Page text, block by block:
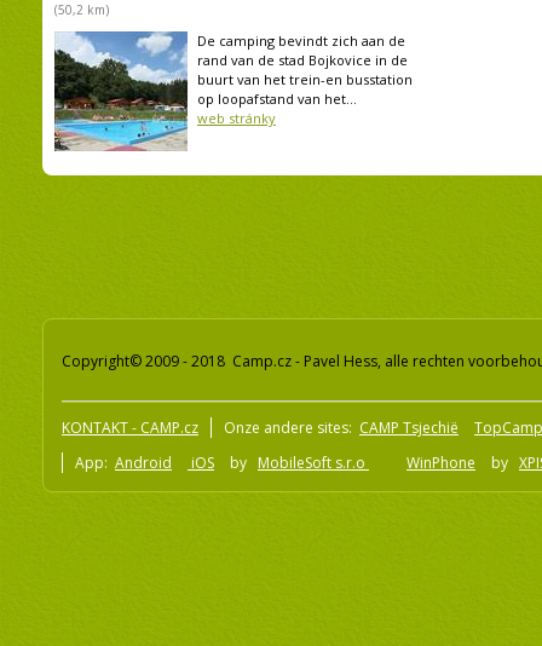
(50,2 km)
De camping bevindt zich aan de
rand van de stad Bojkovice in de
buurt van het trein-en busstation
op loopafstand van het...
web stránky
Copyright© 2009 - 2018 Camp.cz - Pavel Hess, alle rechten
KONTAKT - CAMP.cz Onze andere sites: CAMP Tsjechië
App: Android iOS by MobileSoft s.r.o WinPhone by